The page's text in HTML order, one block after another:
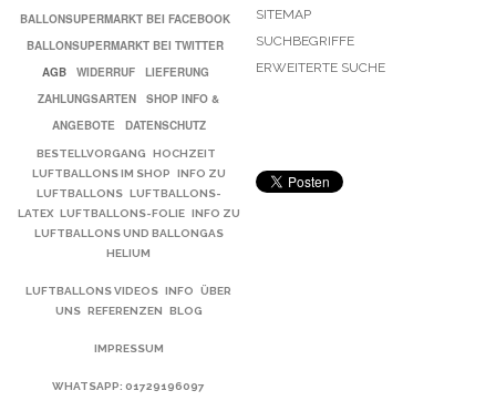
BALLONSUPERMARKT BEI FACEBOOK
BALLONSUPERMARKT BEI TWITTER
AGB
WIDERRUF
LIEFERUNG
ZAHLUNGSARTEN
SHOP INFO &
ANGEBOTE
DATENSCHUTZ
BESTELLVORGANG
HOCHZEIT
LUFTBALLONS IM SHOP
INFO ZU
LUFTBALLONS LUFTBALLONS-
LATEX LUFTBALLONS-FOLIE INFO ZU
LUFTBALLONS UND BALLONGAS
HELIUM
LUFTBALLONS VIDEOS INFO
ÜBER
UNS REFERENZEN BLOG
IMPRESSUM
WHATSAPP: 01729196097
SITEMAP
SUCHBEGRIFFE
ERWEITERTE SUCHE